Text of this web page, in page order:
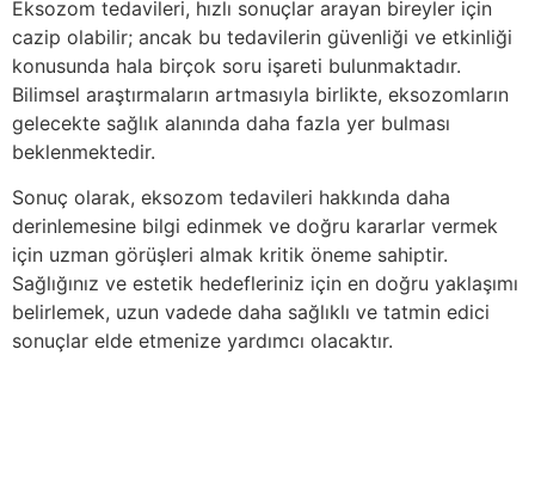
Eksozom tedavileri, hızlı sonuçlar arayan bireyler için
cazip olabilir; ancak bu tedavilerin güvenliği ve etkinliği
konusunda hala birçok soru işareti bulunmaktadır.
Bilimsel araştırmaların artmasıyla birlikte, eksozomların
gelecekte sağlık alanında daha fazla yer bulması
beklenmektedir.
Sonuç olarak, eksozom tedavileri hakkında daha
derinlemesine bilgi edinmek ve doğru kararlar vermek
için uzman görüşleri almak kritik öneme sahiptir.
Sağlığınız ve estetik hedefleriniz için en doğru yaklaşımı
belirlemek, uzun vadede daha sağlıklı ve tatmin edici
sonuçlar elde etmenize yardımcı olacaktır.